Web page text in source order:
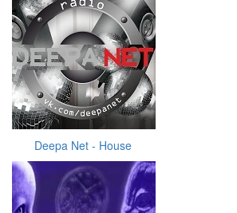
Deepa Net - House